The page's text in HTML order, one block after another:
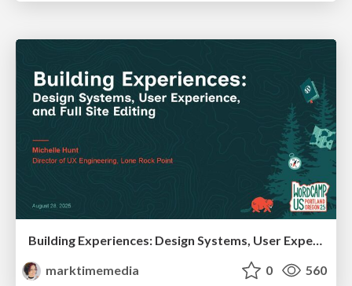
Building Experiences: Design Systems, User Experience, and Full Site Editing
marktimemedia
0 560